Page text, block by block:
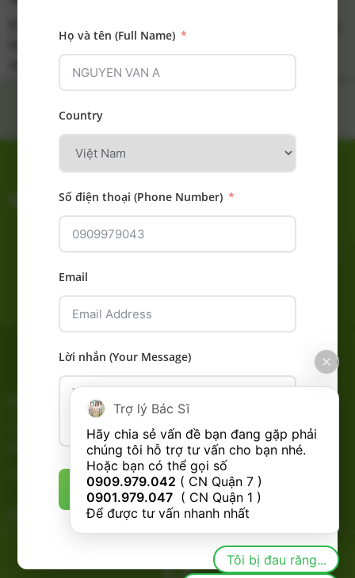
kiểm tra tin nhắn hoặc Email ! Cảm ơn quý khách đã
quan tâm dịch vụ tại Nha Khoa Eden.
BỆNH RĂNG MIỆNG ĐIỀU TRỊ
Điều Trị Tuỷ Răng – Nội Nha
Tẩy Trắng Răng
Nhổ Răng
TUYỂN DỤNG
Tuyển dụng Bác Sĩ Nha Khoa
Tuyển dụng Phụ Tá Nha Khoa
CHÍNH SÁCH
VỀ CHÚNG TÔI
Họ và tên (Full Name)
Country
Số điện thoại (Phone Number)
Email
Lời nhắn (Your Message)
ĐĂNG KÝ (SUBMIT)
Trợ lý Bác Sĩ
Hãy chia sẻ vấn đề bạn đang gặp phải
chúng tôi hỗ trợ tư vấn cho bạn nhé.
Hoặc bạn có thể gọi số
0909.979.042
0901.979.047
  ( CN Quận 1 )
Để được tư vấn nhanh nhất
Tôi bị đau răng...